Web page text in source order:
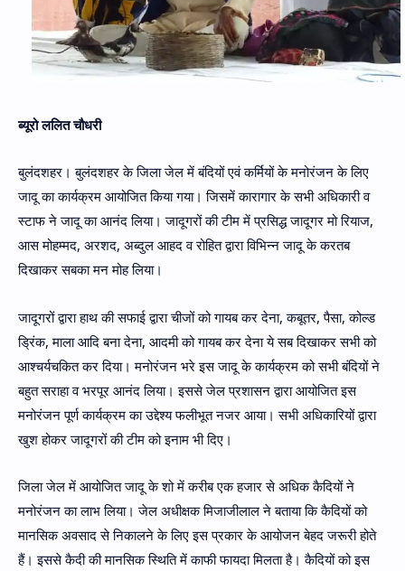
ब्यूरो ललित चौधरी
बुलंदशहर। बुलंदशहर के जिला जेल में बंदियों एवं कर्मियों के मनोरंजन के लिए
जादू का कार्यक्रम आयोजित किया गया। जिसमें कारागार के सभी अधिकारी व
स्टाफ ने जादू का आनंद लिया। जादूगरों की टीम में प्रसिद्ध जादूगर मो रियाज,
आस मोहम्मद, अरशद, अब्दुल आहद व रोहित द्वारा विभिन्न जादू के करतब
दिखाकर सबका मन मोह लिया।
जादूगरों द्वारा हाथ की सफाई द्वारा चीजों को गायब कर देना, कबूतर, पैसा, कोल्ड
ड्रिंक, माला आदि बना देना, आदमी को गायब कर देना ये सब दिखाकर सभी को
आश्चर्यचकित कर दिया। मनोरंजन भरे इस जादू के कार्यक्रम को सभी बंदियों ने
बहुत सराहा व भरपूर आनंद लिया। इससे जेल प्रशासन द्वारा आयोजित इस
मनोरंजन पूर्ण कार्यक्रम का उद्देश्य फलीभूत नजर आया। सभी अधिकारियों द्वारा
खुश होकर जादूगरों की टीम को इनाम भी दिए।
जिला जेल में आयोजित जादू के शो में करीब एक हजार से अधिक कैदियों ने
मनोरंजन का लाभ लिया। जेल अधीक्षक मिजाजीलाल ने बताया कि कैदियों को
मानसिक अवसाद से निकालने के लिए इस प्रकार के आयोजन बेहद जरूरी होते
हैं। इससे कैदी की मानसिक स्थिति में काफी फायदा मिलता है। कैदियों को इस